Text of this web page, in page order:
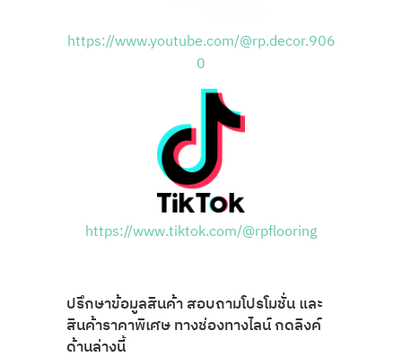
https://www.youtube.com/@rp.decor.906
0
https://www.tiktok.com/@rpflooring
ปรึกษาข้อมูลสินค้า สอบถามโปรโมชั่น และ
สินค้าราคาพิเศษ ทางช่องทางไลน์ กดลิงค์
ด้านล่างนี้